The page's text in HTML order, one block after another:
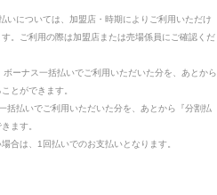
いについては、加盟店・時期によりご利用いただけ
。ご利用の際は加盟店または売場係員にご確認くだ
ボーナス一括払いでご利用いただいた分を、あとから
とができます。
括払いでご利用いただいた分を、あとから『分割払
ます。
合は、1回払いでのお支払いとなります。